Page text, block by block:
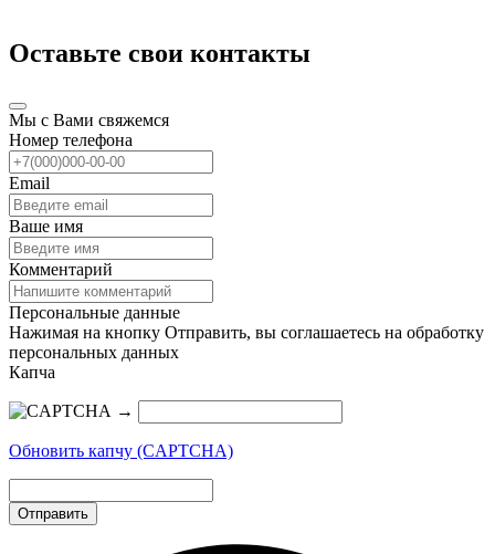
Оставьте свои контакты
Мы с Вами свяжемся
Номер телефона
Email
Ваше имя
Комментарий
Персональные данные
Нажимая на кнопку Отправить, вы соглашаетесь на обработку
персональных данных
Капча
→
Обновить капчу (CAPTCHA)
Отправить